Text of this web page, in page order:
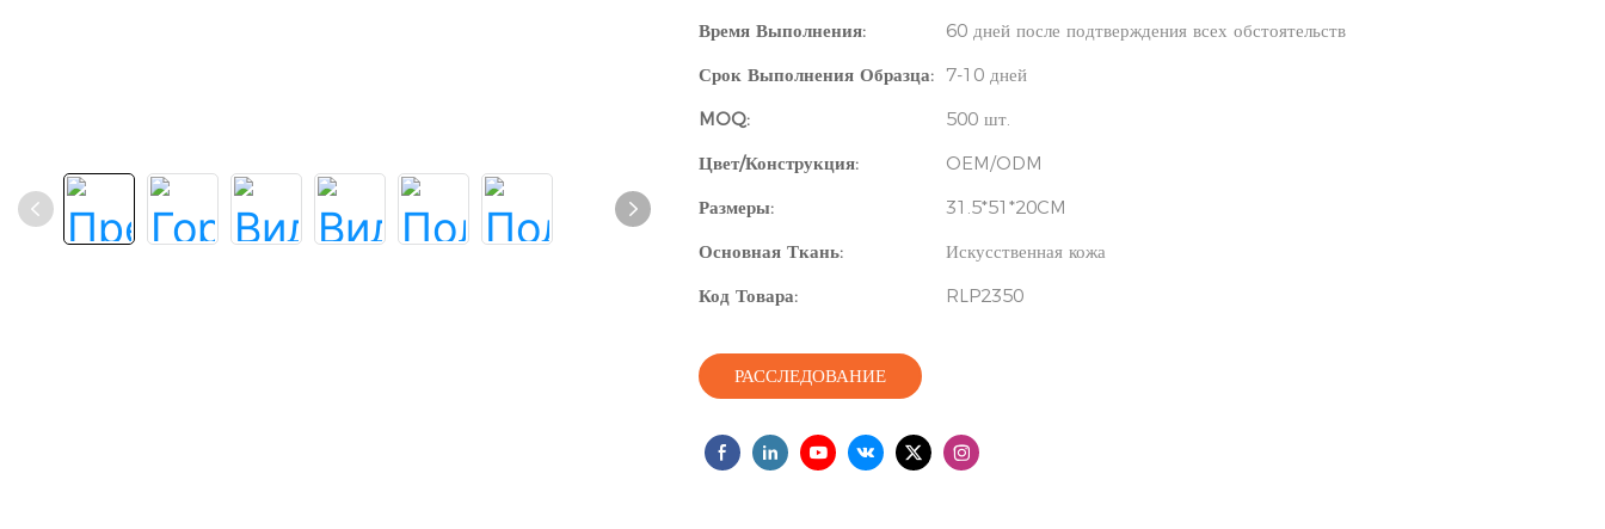
Время Выполнения:
60 дней после подтверждения всех обстоятельств
Срок Выполнения Образца: 7-10 дней
MOQ:
500 шт.
Цвет/Конструкция:
OEM/ODM
Размеры:
31.5*51*20CM
Основная Ткань:
Искусственная кожа
Код Товара:
RLP2350
РАССЛЕДОВАНИЕ